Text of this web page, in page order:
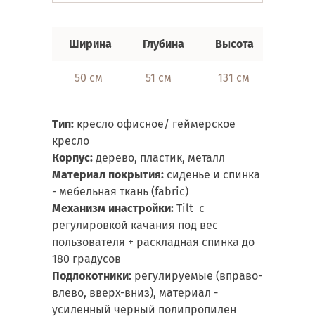
Ширина Глубина Высота
50 см 51 см 131 см
Тип: кресло офисное/ геймерское
кресло
Корпус: дерево, пластик, металл
Материал покрытия: сиденье и спинка
- мебельная ткань (fabric)
Механизм инастройки: Tilt с
регулировкой качания под вес
пользователя + раскладная спинка до
180 градусов
Подлокотники: регулируемые (вправо-
влево, вверх-вниз), материал -
усиленный черный полипропилен